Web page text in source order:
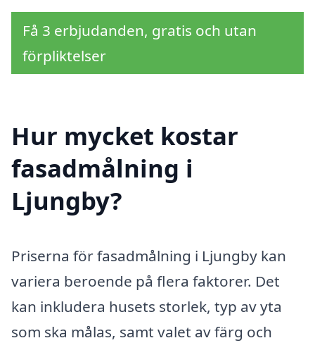
Få 3 erbjudanden, gratis och utan
förpliktelser
Hur mycket kostar
fasadmålning i
Ljungby?
Priserna för fasadmålning i Ljungby kan
variera beroende på flera faktorer. Det
kan inkludera husets storlek, typ av yta
som ska målas, samt valet av färg och